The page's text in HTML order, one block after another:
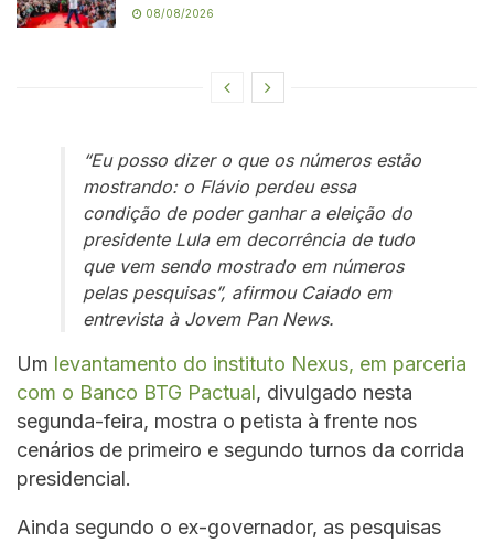
08/08/2026
“Eu posso dizer o que os números estão
mostrando: o Flávio perdeu essa
condição de poder ganhar a eleição do
presidente Lula em decorrência de tudo
que vem sendo mostrado em números
pelas pesquisas”, afirmou Caiado em
entrevista à Jovem Pan News.
Um levantamento do instituto Nexus, em parceria
com o Banco BTG Pactual, divulgado nesta
segunda-feira, mostra o petista à frente nos
cenários de primeiro e segundo turnos da corrida
presidencial.
Ainda segundo o ex-governador, as pesquisas